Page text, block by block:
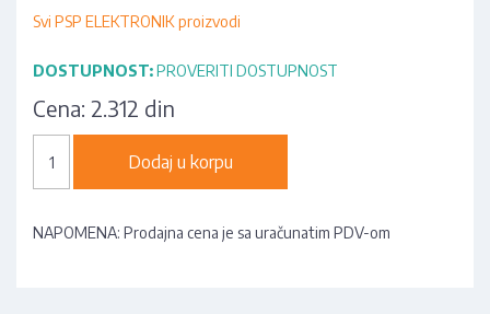
Svi PSP ELEKTRONIK proizvodi
DOSTUPNOST:PROVERITI DOSTUPNOST
Cena: 2.312 din
Dodaj u korpu
NAPOMENA: Prodajna cena je sa uračunatim PDV-om